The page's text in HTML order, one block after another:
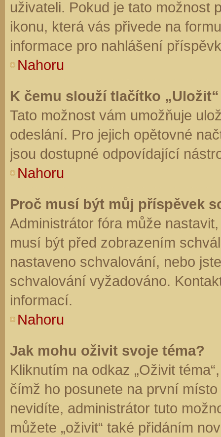
uživateli. Pokud je tato možnost
ikonu, která vás přivede na
informace pro nahlášení
Nahoru
K čemu slouží tlačítko
Tato možnost vám umožňuje
odeslání. Pro jejich opětovné
jsou dostupné odpovídající
Nahoru
Proč musí být můj příspěvek
Administrátor fóra může
musí být před zobrazením
nastaveno schvalování, nebo
schvalování vyžadováno.
informací.
Nahoru
Jak mohu oživit svoje téma?
Kliknutím na odkaz „Oživit
čímž ho posunete na první
nevidíte, administrátor tuto
můžete „oživit“ také přidáním